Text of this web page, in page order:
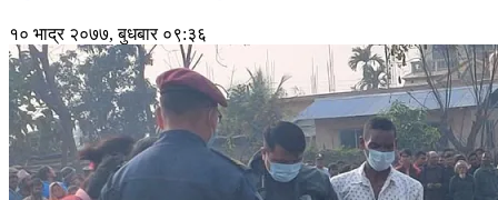
१० भाद्र २०७७, बुधबार ०९:३६